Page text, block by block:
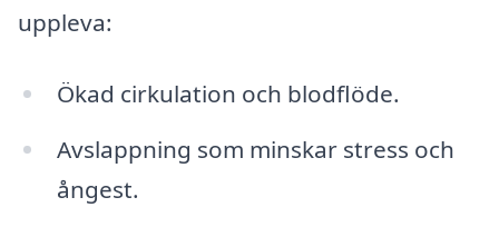
uppleva:
Ökad cirkulation och blodflöde.
Avslappning som minskar stress och
ångest.